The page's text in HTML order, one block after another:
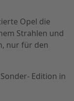
Opel die
Strahlen und
nur für den
Edition in